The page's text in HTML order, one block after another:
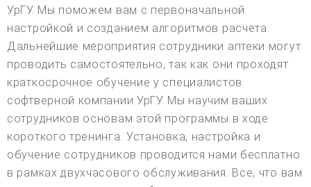
УрГУ. Мы поможем вам с первоначальной
настройкой и созданием алгоритмов расчета.
Дальнейшие мероприятия сотрудники аптеки могут
проводить самостоятельно, так как они проходят
краткосрочное обучение у специалистов
софтверной компании УрГУ. Мы научим ваших
сотрудников основам этой программы в ходе
короткого тренинга. Установка, настройка и
обучение сотрудников проводится нами бесплатно
в рамках двухчасового обслуживания. Все, что вам